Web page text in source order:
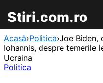
Stiri.com.ro
Acasă›Politica›Joe Biden,
Iohannis, despre temerile
Ucraina
Politica